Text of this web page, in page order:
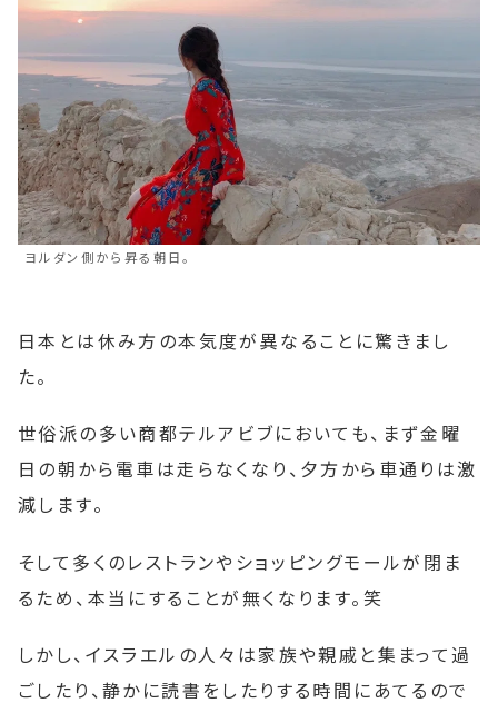
ヨルダン側から昇る朝日。
日本とは休み方の本気度が異なることに驚きまし
た。
世俗派の多い商都テルアビブにおいても、まず金曜
日の朝から電車は走らなくなり、夕方から車通りは激
減します。
そして多くのレストランやショッピングモールが閉ま
るため、本当にすることが無くなります。笑
しかし、イスラエルの人々は家族や親戚と集まって過
ごしたり、静かに読書をしたりする時間にあてるので